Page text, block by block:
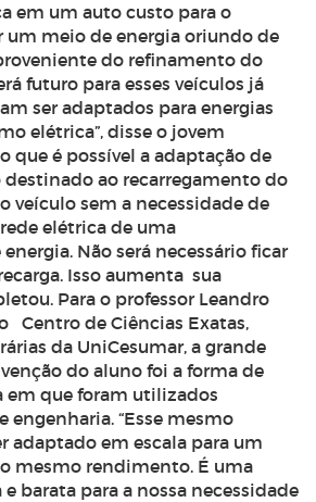
em um auto custo para o
um meio de energia oriundo de
do refinamento do
futuro para esses veículos já
ser adaptados para energias
elétrica”, disse o jovem
que é possível a adaptação de
ao recarregamento do
veículo sem a necessidade de
elétrica de uma
Não será necessário ficar
Isso aumenta sua
Para o professor Leandro
Centro de Ciências Exatas,
da UniCesumar, a grande
do aluno foi a forma de
em que foram utilizados
“Esse mesmo
adaptado em escala para um
mesmo rendimento. É uma
barata para a nossa necessidade